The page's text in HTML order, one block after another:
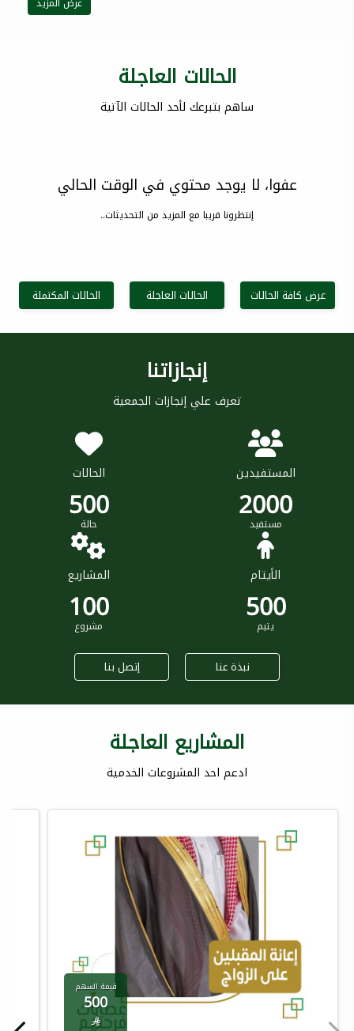
الحالات العاجلة
ساهم بتبرعك لأحد الحالات الآتية
عفوا، لا يوجد محتوي في الوقت الحالي
إنتظرونا قريبا مع المزيد من التحديثات..
عرض كافة الحالات الحالات العاجلة الحالات المكتملة
إنجازاتنا
تعرف علي إنجازات الجمعية
المستفيدين
2000
مستفيد
الحالات
500
حالة
الأيتام
500
يتيم
المشاريع
100
مشروع
نبذة عنا إتصل بنا
المشاريع العاجلة
ادعم احد المشروعات الخدمية
قيمة السهم
500
